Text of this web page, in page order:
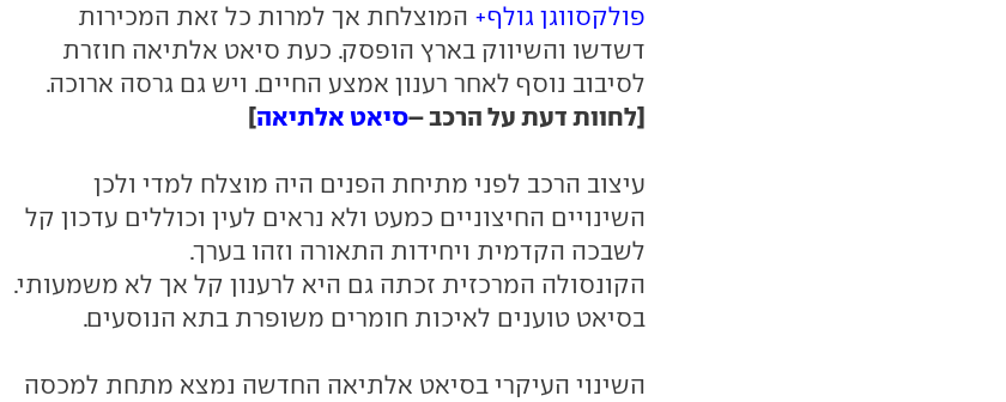
פולקסווגן גולף+ המוצלחת אך למרות כל זאת המכירות
דשדשו והשיווק בארץ הופסק. כעת סיאט אלתיאה חוזרת
לסיבוב נוסף לאחר רענון אמצע החיים. ויש גם גרסה ארוכה.
[לחוות דעת על הרכב –סיאט אלתיאה]
עיצוב הרכב לפני מתיחת הפנים היה מוצלח למדי ולכן
השינויים החיצוניים כמעט ולא נראים לעין וכוללים עדכון קל
לשבכה הקדמית ויחידות התאורה וזהו בערך.
הקונסולה המרכזית זכתה גם היא לרענון קל אך לא משמעותי.
בסיאט טוענים לאיכות חומרים משופרת בתא הנוסעים.
השינוי העיקרי בסיאט אלתיאה החדשה נמצא מתחת למכסה